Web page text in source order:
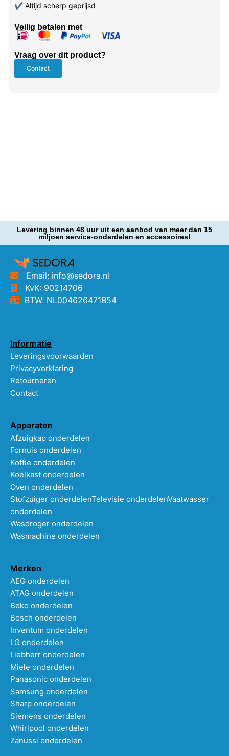
✔Altijd scherp geprijsd
Veilig betalen met
Vraag over dit product?
Contact
Levering binnen 48 uur uit een aanbod van meer dan 15
miljoen service-onderdelen en accessoires!
Email: info@sedora.nl
KvK: 90214706
BTW: NL004626471B54
Informatie
Leveringsvoorwaarden
Privacyverklaring
Retourneren
Contact
Apparaten
Afzuigkap onderdelen
Fornuis onderdelen
Koffie onderdelen
Koelkast onderdelen
Oven onderdelen
Stofzuiger onderdelenTelevisie onderdelenVaatwasser
onderdelen
Wasdroger onderdelen
Wasmachine onderdelen
Merken
AEG onderdelen
ATAG onderdelen
Beko onderdelen
Bosch onderdelen
Inventum onderdelen
LG onderdelen
Liebherr onderdelen
Miele onderdelen
Panasonic onderdelen
Samsung onderdelen
Sharp onderdelen
Siemens onderdelen
Whirlpool onderdelen
Zanussi onderdelen